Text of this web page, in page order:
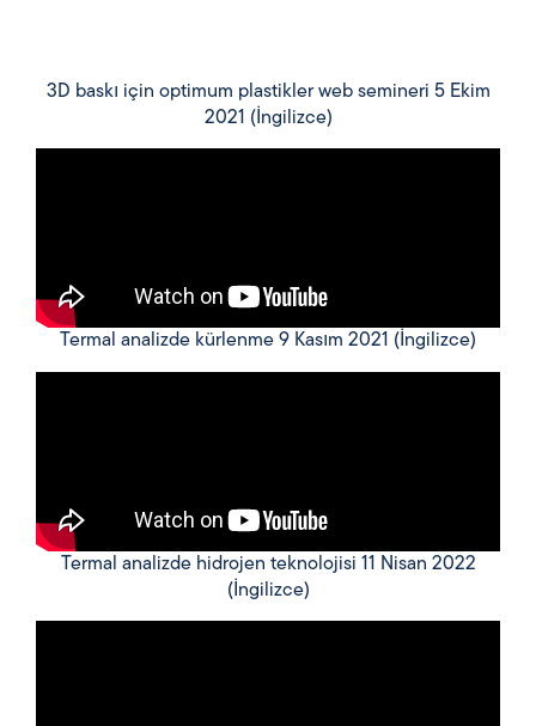
3D baskı için optimum plastikler web semineri 5 Ekim
2021 (İngilizce)
Termal analizde kürlenme 9 Kasım 2021 (İngilizce)
Termal analizde hidrojen teknolojisi 11 Nisan 2022
(İngilizce)